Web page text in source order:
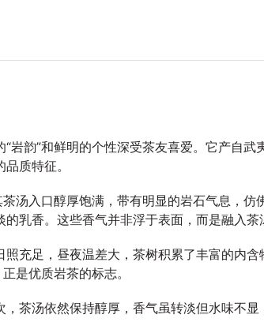
岩韵”和鲜明的个性深受茶友喜爱。它产自
质特征。
汤入口醇厚饱满，带有明显的岩石气息，
乳香。这些香气并非浮于表面，而是融入茶
充足，昼夜温差大，茶树积累了丰富的内
是优质岩茶的标志。
茶汤依然保持醇厚，香气虽转淡但水味不